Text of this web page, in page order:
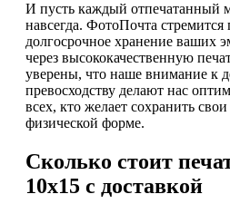
И пусть каждый отпечатанный
навсегда. ФотоПочта стремится
долгосрочное хранение ваших
через высококачественную
уверены, что наше внимание к
превосходству делают нас
всех, кто желает сохранить
физической форме.
Сколько стоит
10х15 с доставкой